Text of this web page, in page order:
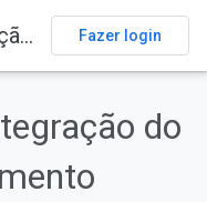
Maximizar sua integração do Play Faturamento Fazer login
do